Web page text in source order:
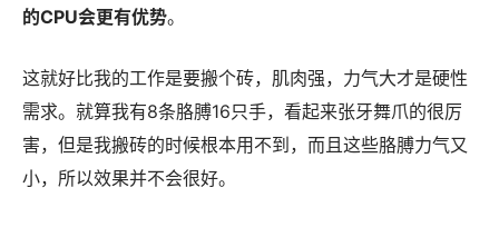
的CPU会更有优势。
这就好比我的工作是要搬个砖，肌肉强，力气大才是硬性
需求。就算我有8条胳膊16只手，看起来张牙舞爪的很厉
害，但是我搬砖的时候根本用不到，而且这些胳膊力气又
小，所以效果并不会很好。